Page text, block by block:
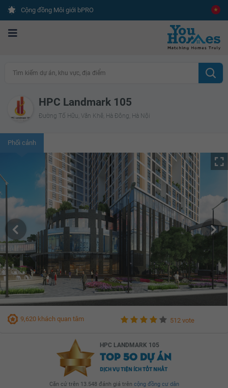
Cộng đồng Môi giới bPRO
Tìm kiếm dự án, khu vực, địa điểm
HPC Landmark 105
Đường Tố Hữu, Văn Khê, Hà Đông, Hà Nội
Phối cảnh
9,620 khách quan tâm 512 vote
HPC LANDMARK 105
TOP 50 DỰ ÁN
DỊCH VỤ TIỆN ÍCH TỐT NHẤT
Căn cứ trên 13.548 đánh giá trên cộng đồng cư dân